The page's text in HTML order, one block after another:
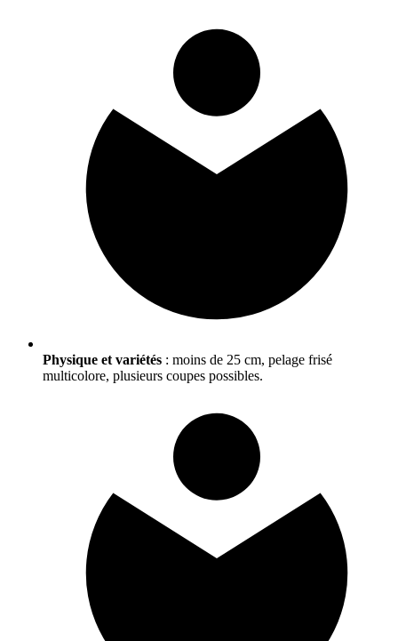
Physique et variétés : moins de 25 cm, pelage frisé
multicolore, plusieurs coupes possibles.